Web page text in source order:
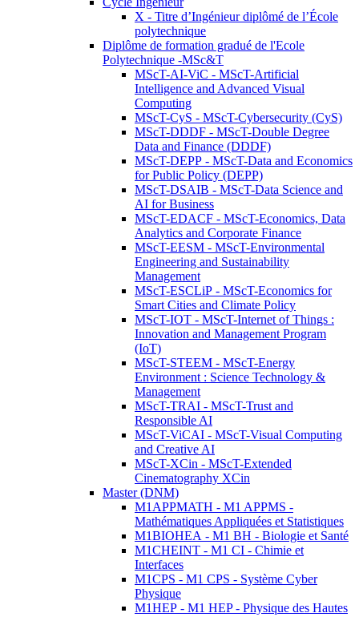
X - Titre d’Ingénieur diplômé de l’École
polytechnique
Diplôme de formation gradué de l'Ecole
Polytechnique -MSc&T
MScT-AI-ViC - MScT-Artificial
Intelligence and Advanced Visual
Computing
MScT-CyS - MScT-Cybersecurity (CyS)
MScT-DDDF - MScT-Double Degree
Data and Finance (DDDF)
MScT-DEPP - MScT-Data and Economics
for Public Policy (DEPP)
MScT-DSAIB - MScT-Data Science and
AI for Business
MScT-EDACF - MScT-Economics, Data
Analytics and Corporate Finance
MScT-EESM - MScT-Environmental
Engineering and Sustainability
Management
MScT-ESCLiP - MScT-Economics for
Smart Cities and Climate Policy
MScT-IOT - MScT-Internet of Things :
Innovation and Management Program
(IoT)
MScT-STEEM - MScT-Energy
Environment : Science Technology &
Management
MScT-TRAI - MScT-Trust and
Responsible AI
MScT-ViCAI - MScT-Visual Computing
and Creative AI
MScT-XCin - MScT-Extended
Cinematography XCin
Master (DNM)
M1APPMATH - M1 APPMS -
Mathématiques Appliquées et Statistiques
M1BIOHEA - M1 BH - Biologie et Santé
M1CHEINT - M1 CI - Chimie et
Interfaces
M1CPS - M1 CPS - Système Cyber
Physique
M1HEP - M1 HEP - Physique des Hautes